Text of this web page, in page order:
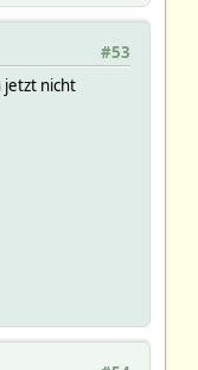
#53
jetzt nicht